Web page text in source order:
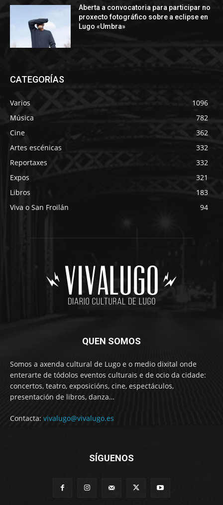
Aberta a convocatoria para participar no
proxecto fotográfico sobre a eclipse en
Lugo «Umbra»
CATEGORÍAS
Varios
1096
Música
782
Cine
362
Artes escénicas
332
Reportaxes
332
Expos
321
Libros
183
Viva o San Froilán
94
QUEN SOMOS
Somos a axenda cultural de Lugo e o medio dixital onde
enterarte de tódolos eventos culturais e de ocio da cidade:
concertos, teatro, exposicións, cine, espectáculos,
presentación de libros, danza…
Contacta: vivalugo@vivalugo.es
SÍGUENOS